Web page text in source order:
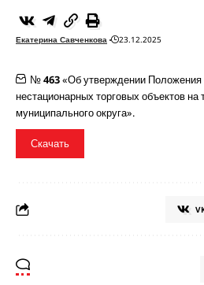
Екатерина Савченкова 23.12.2025
№463«Об утверждении
нестационарных торговых объектов на
муниципального округа».
Скачать